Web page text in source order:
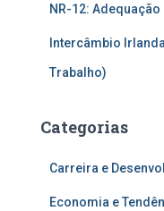
NR-12:
Intercâmbio
Trabalho)
Categorias
Carreira e
Economia e